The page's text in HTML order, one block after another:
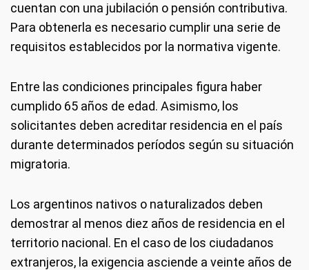
cuentan con una jubilación o pensión contributiva.
Para obtenerla es necesario cumplir una serie de
requisitos establecidos por la normativa vigente.
Entre las condiciones principales figura haber
cumplido 65 años de edad. Asimismo, los
solicitantes deben acreditar residencia en el país
durante determinados períodos según su situación
migratoria.
Los argentinos nativos o naturalizados deben
demostrar al menos diez años de residencia en el
territorio nacional. En el caso de los ciudadanos
extranjeros, la exigencia asciende a veinte años de